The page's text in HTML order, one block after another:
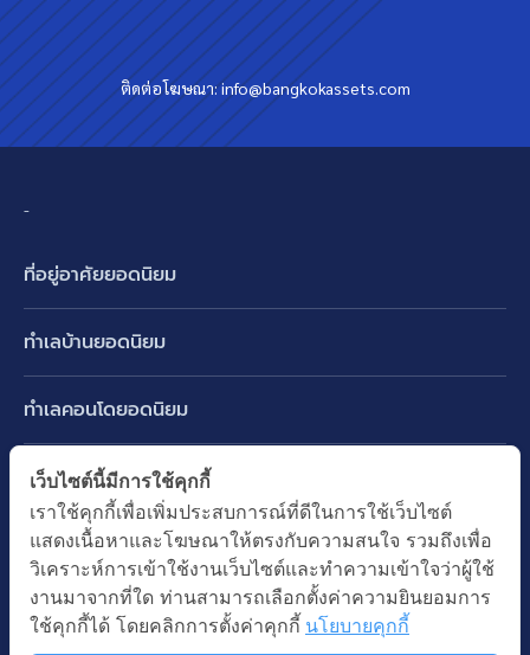
ติดต่อโฆษณา:info@bangkokassets.com
-
ที่อยู่อาศัยยอดนิยม
ทาวน์เฮ้าส์ ทาวน์โฮม
คอนโดมิเนียม
อาคารพาณิชย์ ตึกแถว
ที่ดินเปล่า
อพาร์ทเม้นท์ หอพัก
ออฟฟิต สำนักงาน
ทำเลบ้านยอดนิยม
บางนา รามคำแหง 2
ปทุมธานี รังสิต ลำลูกกา
นนทบุรี บางใหญ่ บางบัวทอง
ทำเลคอนโดยอดนิยม
พระราม 9
อ่อนนุช ปุณณวิถี
รัชดาภิเษก ห้วยขวาง
ห้าแยกลาดพร้าว
ทำเล BTS ยอดนิยม
BTS ทองหล่อ
BTS เอกมัย
BTS พร้อมพงษ์
BTS อ่อนนุช
ทำเล MRT ยอดนิยม
MRT เพชรบุรี
MRT พระราม 9
คำค้นยอดนิยม
เว็บไซต์นี้มีการใช้คุกกี้
เราใช้คุกกี้เพื่อเพิ่มประสบการณ์ที่ดีในการใช้เว็บไซต์
แสดงเนื้อหาและโฆษณาให้ตรงกับความสนใจ รวมถึงเพื่อ
วิเคราะห์การเข้าใช้งานเว็บไซต์และทำความเข้าใจว่าผู้ใช้
งานมาจากที่ใด ท่านสามารถเลือกตั้งค่าความยินยอมการ
ใช้คุกกี้ได้ โดยคลิกการตั้งค่าคุกกี้ นโยบายคุกกี้